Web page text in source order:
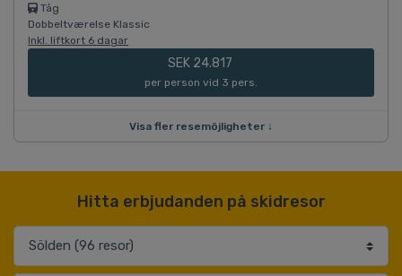
Tåg
Dobbeltværelse Klassic
Inkl. liftkort 6 dagar
SEK 24.817
per person vid 3 pers.
Visa fler resemöjligheter ↓
Hitta erbjudanden på skidresor